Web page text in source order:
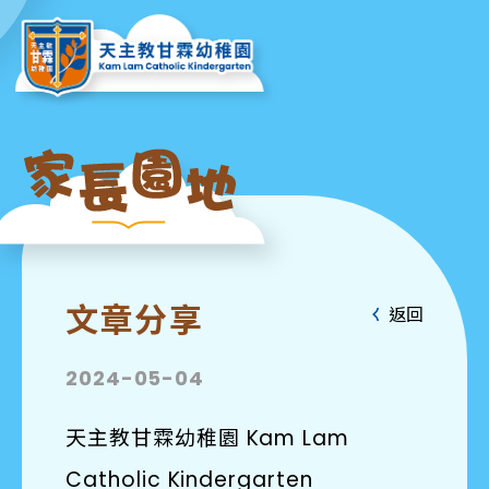
返回
文章分享
2024-05-04
天主教甘霖幼稚園 Kam Lam
Catholic Kindergarten